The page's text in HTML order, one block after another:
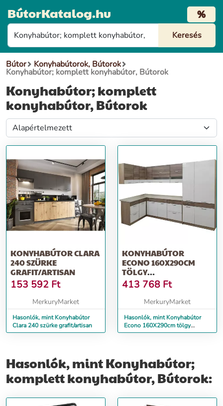
BútorKatalog.hu %
Bútor Konyhabútorok, Bútorok
Konyhabútor; komplett konyhabútor, Bútorok
Konyhabútor; komplett
konyhabútor, Bútorok
KONYHABÚTOR CLARA
240 SZÜRKE
GRAFIT/ARTISAN
153 592 Ft
MerkuryMarket
Hasonlók, mint Konyhabútor
Clara 240 szürke grafit/artisan
KONYHABÚTOR
ECONO 160X290CM
TÖLGY
SONOMA/FEHÉR/SAN
REMO
413 768 Ft
MerkuryMarket
Hasonlók, mint Konyhabútor
Econo 160X290cm tölgy
sonoma/fehér/san remo
Hasonlók, mint Konyhabútor;
komplett konyhabútor, Bútorok: